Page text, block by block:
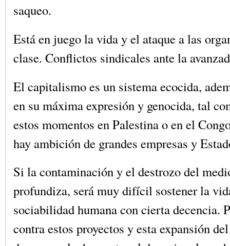
saqueo.
Está en juego la vida y el ataque a las
clase. Conflictos sindicales ante la
El capitalismo es un sistema ecocida,
en su máxima expresión y genocida, tal
estos momentos en Palestina o en el
hay ambición de grandes empresas y
Si la contaminación y el destrozo del
profundiza, será muy difícil sostener la
sociabilidad humana con cierta decencia.
contra estos proyectos y esta expansión